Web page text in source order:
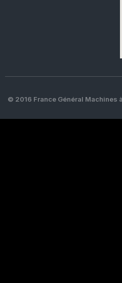
© 2016 France Général Machines